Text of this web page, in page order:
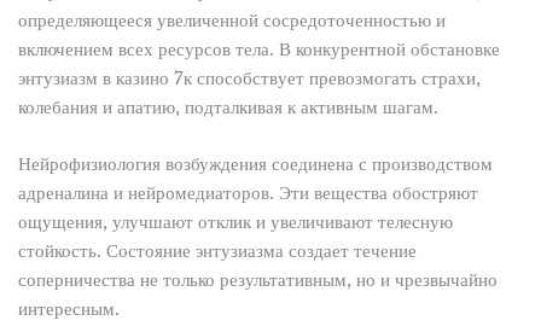
определяющееся увеличенной сосредоточенностью и
включением всех ресурсов тела. В конкурентной обстановке
энтузиазм в казино 7к способствует превозмогать страхи,
колебания и апатию, подталкивая к активным шагам.
Нейрофизиология возбуждения соединена с производством
адреналина и нейромедиаторов. Эти вещества обостряют
ощущения, улучшают отклик и увеличивают телесную
стойкость. Состояние энтузиазма создает течение
соперничества не только результативным, но и чрезвычайно
интересным.